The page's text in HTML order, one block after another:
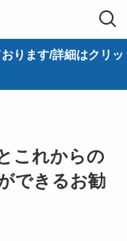
ります/詳細はクリッ
これからの
できるお勧